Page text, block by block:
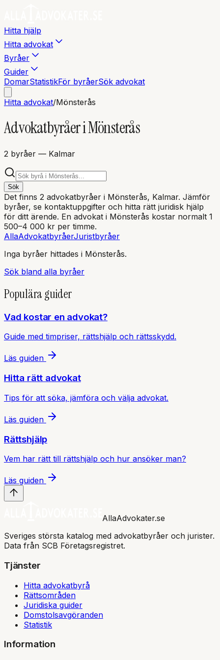
Hitta hjälp
Hitta advokat
Byråer
Guider
DomarStatistikFör byråerSök advokat
Hitta advokat/Mönsterås
Advokatbyråer iMönsterås
2 byråer — Kalmar
Sök
Det finns 2 advokatbyråer i Mönsterås, Kalmar. Jämför
byråer, se kontaktuppgifter och hitta rätt juridisk hjälp
för ditt ärende. En advokat i Mönsterås kostar normalt 1
500–4 000 kr per timme.
AllaAdvokatbyråerJuristbyråer
Inga byråer hittades i Mönsterås.
Sök bland alla byråer
Populära guider
Vad kostar en advokat?
Guide med timpriser, rättshjälp och rättsskydd.
Läs guiden
Hitta rätt advokat
Tips för att söka, jämföra och välja advokat.
Läs guiden
Rättshjälp
Vem har rätt till rättshjälp och hur ansöker man?
Läs guiden
AllaAdvokater.se
Sveriges största katalog med advokatbyråer och jurister.
Data från SCB Företagsregistret.
Tjänster
Hitta advokatbyrå
Rättsområden
Juridiska guider
Domstolsavgöranden
Statistik
Information